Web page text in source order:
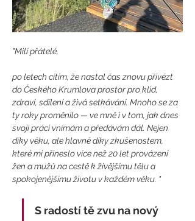
"Milí přátelé,
po letech cítím, že nastal čas znovu přivézt
do Českého Krumlova prostor pro klid,
zdraví, sdílení a živá setkávání. Mnoho se za
ty roky proměnilo — ve mně i v tom, jak dnes
svoji práci vnímám a předávám dál. Nejen
díky věku, ale hlavně díky zkušenostem,
které mi přineslo více než 20 let provázení
žen a mužů na cestě k živějšímu tělu a
spokojenějšímu životu v každém věku. "
S radostí tě zvu na nový